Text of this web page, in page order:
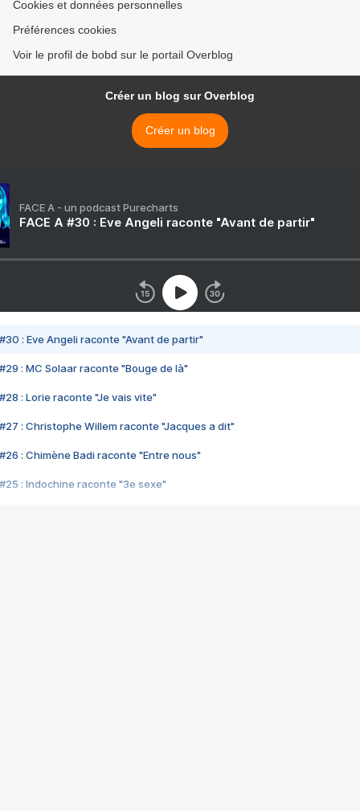
Cookies et données personnelles
Préférences cookies
Voir le profil de bobd sur le portail Overblog
Créer un blog sur Overblog
Créer un blog
FACE A - un podcast Purecharts
FACE A #30 : Eve Angeli raconte "Avant de partir"
#30 : Eve Angeli raconte "Avant de partir"
#29 : MC Solaar raconte "Bouge de là"
#28 : Lorie raconte "Je vais vite"
#27 : Christophe Willem raconte "Jacques a dit"
#26 : Chimène Badi raconte "Entre nous"
#25 : Indochine raconte "3e sexe"